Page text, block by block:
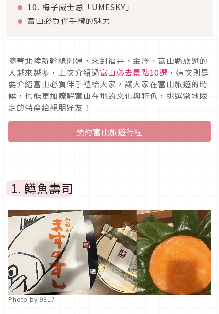
10. 梅子威士忌「UMESKY」
富山必買伴手禮的魅力
隨著北陸新幹線開通，來到福井、金澤、富山縣旅遊的
人越來越多，上次介紹過富山必去景點10選 ，這次則是
要介紹富山必買伴手禮給大家，讓大家在富山旅遊的時
候，也能更加瞭解富山在地的文化與特色，挑選當地限
定的特產給親朋好友！
預約富山旅遊行程
1. 鱒魚壽司
Photo by 9317